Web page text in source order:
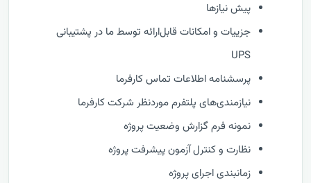
پیش نیازها
جزییات و امکانات قابل‌ارائه توسط ما در پشتیبانی
UPS
پرسشنامه اطلاعات تماس کارفرما
نیازمندی‌های پلتفرم موردنظر شرکت کارفرما
نمونه فرم گزارش وضعيت پروژه
نظارت و كنترل آزمون پیشرفت پروژه
زمانبندی اجرای پروژه